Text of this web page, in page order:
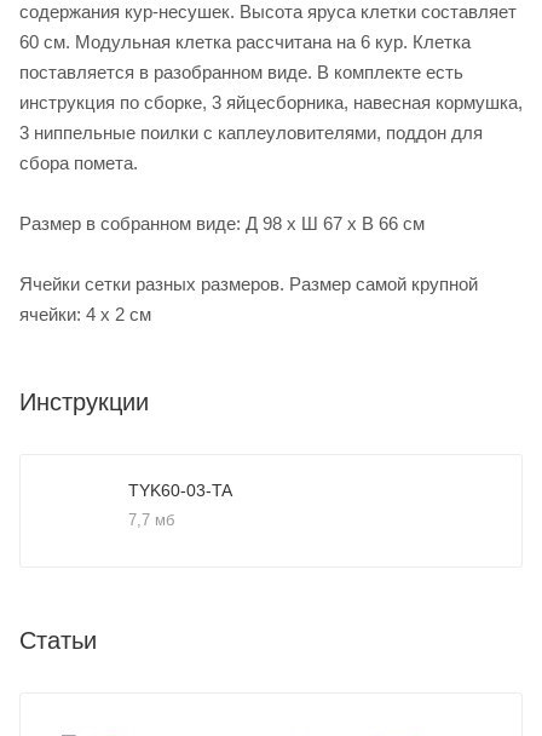
содержания кур-несушек. Высота яруса клетки составляет
60 см. Модульная клетка рассчитана на 6 кур. Клетка
поставляется в разобранном виде. В комплекте есть
инструкция по сборке, 3 яйцесборника, навесная кормушка,
3 ниппельные поилки с каплеуловителями, поддон для
сбора помета.
Размер в собранном виде: Д 98 x Ш 67 x В 66 см
Ячейки сетки разных размеров. Размер самой крупной
ячейки: 4 x 2 см
Инструкции
TYK60-03-TA
7,7 мб
Статьи